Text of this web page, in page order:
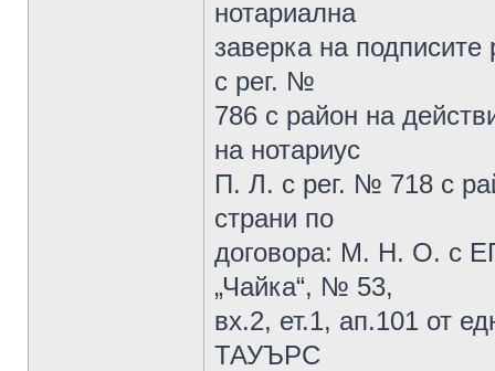
нотариална
заверка на
с рег. №
786 с район на
на нотариус
П. Л. с рег. № 718 с
страни по
договора: М. Н. О. с
„Чайка“, № 53,
вх.2, ет.1, ап.101 от
ТАУЪРС